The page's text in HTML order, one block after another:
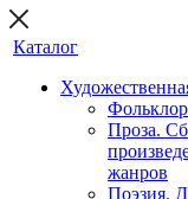
Каталог
Фольклор
Проза.
жанров
Поэзия.